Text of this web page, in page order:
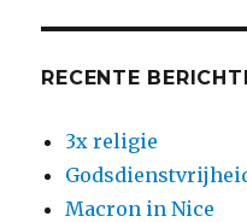
RECENTE
3x religie
Macron in Nice